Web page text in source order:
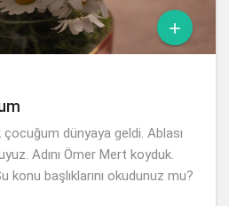

dünyaya geldi. Ablası
Adını Ömer Mert koyduk.
konu başlıklarını okudunuz mu?